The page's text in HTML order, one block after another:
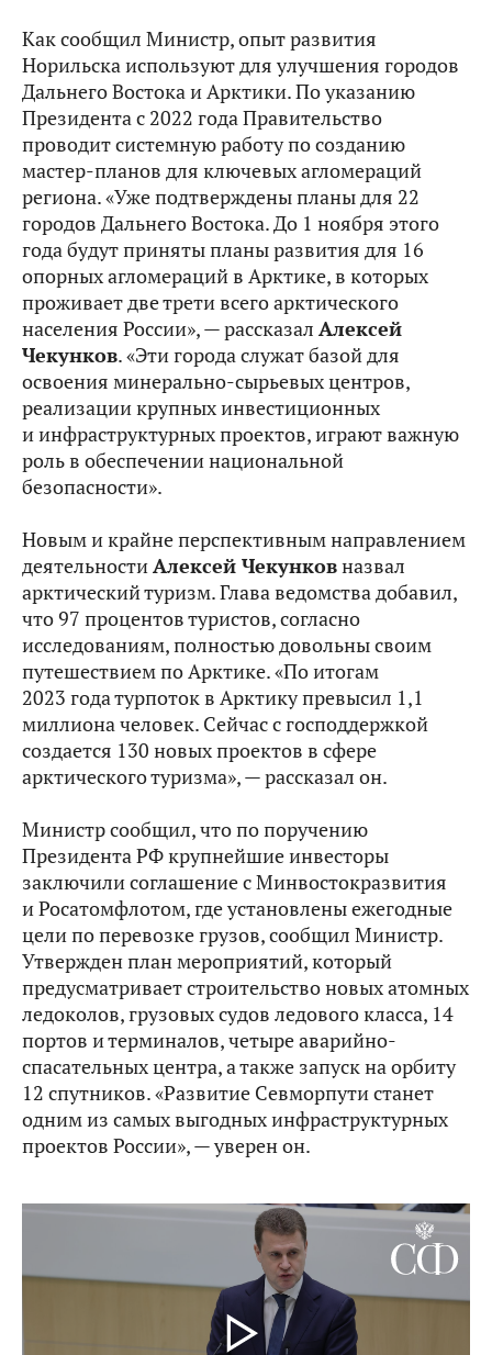
Как сообщил Министр, опыт развития
Норильска используют для улучшения городов
Дальнего Востока и Арктики. По указанию
Президента с 2022 года Правительство
проводит системную работу по созданию
мастер-планов для ключевых агломераций
региона. «Уже подтверждены планы для 22
городов Дальнего Востока. До 1 ноября этого
года будут приняты планы развития для 16
опорных агломераций в Арктике, в которых
проживает две трети всего арктического
населения России», — рассказал Алексей
Чекунков. «Эти города служат базой для
освоения минерально-сырьевых центров,
реализации крупных инвестиционных
и инфраструктурных проектов, играют важную
роль в обеспечении национальной
безопасности».
Новым и крайне перспективным направлением
деятельностиАлексей Чекунковназвал
арктический туризм. Глава ведомства добавил,
что 97 процентов туристов, согласно
исследованиям, полностью довольны своим
путешествием по Арктике. «По итогам
2023 года турпоток в Арктику превысил 1,1
миллиона человек. Сейчас с господдержкой
создается 130 новых проектов в сфере
арктического туризма», — рассказал он.
Министр сообщил, что по поручению
Президента РФ крупнейшие инвесторы
заключили соглашение с Минвостокразвития
и Росатомфлотом, где установлены ежегодные
цели по перевозке грузов, сообщил Министр.
Утвержден план мероприятий, который
предусматривает строительство новых атомных
ледоколов, грузовых судов ледового класса, 14
портов и терминалов, четыре аварийно-
спасательных центра, а также запуск на орбиту
12 спутников. «Развитие Севморпути станет
одним из самых выгодных инфраструктурных
проектов России», — уверен он.